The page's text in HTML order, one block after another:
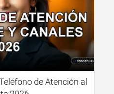
de Atención al